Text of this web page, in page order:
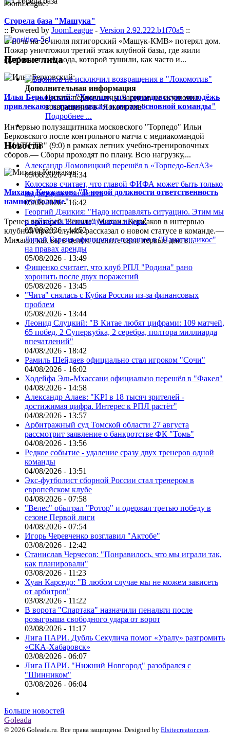
Сгорела база "Машука"
В ночь на 26 июля пятигорский «Машук-КМВ» потерял дом.
Пожар уничтожил третий этаж клубной базы, где жили
футболисты. А вода, которой тушили, как часто и...
Илья Берковский: "Хорошо, что торпедовскую молодёжь
привлекают к тренировкам и играм основной команды"
Интервью полузащитника московского "Торпедо" Ильи
Берковского после контрольного матча с медиакомандой
"МАТЧ ТВ" (9:0) в рамках летних учебно-тренировочных
сборов.— Сборы проходят по плану. Всю нагрузку,...
Михаил Кержаков: "В новой должности ответственность
намного больше"
Тренер вратарей "Зенита" Михаил Кержаков в интервью
клубной пресс-службе рассказал о новом статусе в команде.—
Михаил, как вы в целом оцените свои первые дни в...
JoomLeague!
:: Powered by JoomLeague - Version 2.92.222.b1f70a5 ::
Первые лица
Дополнительная информация
Цитата первого лица Баринов не исключил
возвращения в "Локомотив"
Подробнее ...
Новости
Александр Ломовицкий перешёл в «Торпедо-БелАЗ»
05/08/2026 - 14:34
Колосков считает, что главой ФИФА может быть только
выдающаяся личность
05/08/2026 - 16:42
Георгий Джикия: "Надо исправлять ситуацию. Этим мы
и займёмся в последующих играх"
05/08/2026 - 14:52
Ливай Гарсия официально перешел в "Панатинаикос"
на правах аренды
05/08/2026 - 13:49
Фищенко считает, что клуб РПЛ "Родина" рано
хоронить после двух поражений
05/08/2026 - 13:45
"Чита" снялась с Кубка России из-за финансовых
проблем
05/08/2026 - 13:44
Леонид Слуцкий: "В Китае любят цифрами: 109 матчей,
65 побед, 2 Суперкубка, 2 серебра, полтора миллиарда
впечатлений"
04/08/2026 - 18:42
Рамиль Шейдаев официально стал игроком "Сочи"
04/08/2026 - 16:02
Ходейфа Эль-Мхассани официально перешёл в "Факел"
04/08/2026 - 14:58
Александр Алаев: "KPI в 18 тысяч зрителей -
достижимая цифра. Интерес к РПЛ растёт"
04/08/2026 - 13:57
Арбитражный суд Томской области 27 августа
рассмотрит заявление о банкротстве ФК "Томь"
04/08/2026 - 13:56
Редкое событие - удаление сразу двух тренеров одной
команды
04/08/2026 - 13:51
Экс-футболист сборной России стал тренером в
европейском клубе
04/08/2026 - 07:58
"Велес" обыграл "Ротор" и одержал третью победу в
сезоне Первой лиги
04/08/2026 - 07:54
Игорь Черевченко возглавил "Актобе"
03/08/2026 - 12:42
Станислав Черчесов: "Понравилось, что мы играли так,
как планировали"
03/08/2026 - 11:23
Хуан Карседо: "В любом случае мы не можем зависеть
от арбитров"
03/08/2026 - 11:22
В ворота "Спартака" назначили пенальти после
розыгрыша свободного удара от ворот
03/08/2026 - 11:17
Лига ПАРИ. Дубль Секулича помог «Уралу» разгромить
«СКА-Хабаровск»
03/08/2026 - 06:07
Лига ПАРИ. "Нижний Новгород" разобрался с
"Шинником"
03/08/2026 - 06:04
Больше новостей
Goleada
© 2026 Goleada.ru. Все права защищены. Designed by Elsitecreator.com